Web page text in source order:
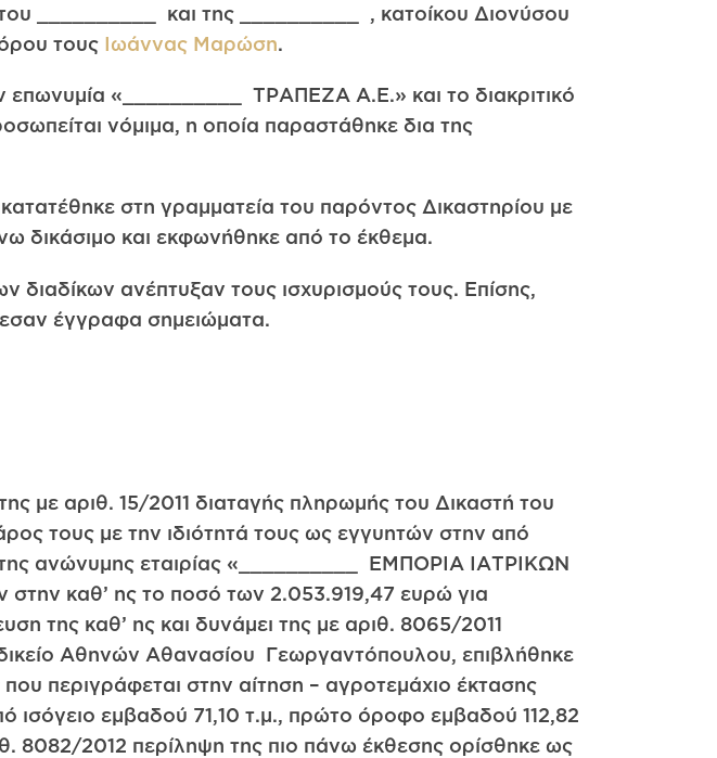
__________ και της __________ , κατοίκου Διονύσου
τους Ιωάννας Μαρώση.
«__________ ΤΡΑΠΕΖΑ Α.Ε.» και το διακριτικό
νόμιμα, η οποία παραστάθηκε δια της
στη γραμματεία του παρόντος Δικαστηρίου με
δικάσιμο και εκφωνήθηκε από το έκθεμα.
διαδίκων ανέπτυξαν τους ισχυρισμούς τους. Επίσης,
έγγραφα σημειώματα.
με αριθ. 15/2011 διαταγής πληρωμής του Δικαστή του
τους με την ιδιότητά τους ως εγγυητών στην από
ανώνυμης εταιρίας «__________ ΕΜΠΟΡΙΑ ΙΑΤΡΙΚΩΝ
καθ’ ης το ποσό των 2.053.919,47 ευρώ για
της καθ’ ης και δυνάμει της με αριθ. 8065/2011
Αθηνών Αθανασίου Γεωργαντόπουλου, επιβλήθηκε
περιγράφεται στην αίτηση – αγροτεμάχιο έκτασης
ισόγειο εμβαδού 71,10 τ.μ., πρώτο όροφο εμβαδού 112,82
8082/2012 περίληψη της πιο πάνω έκθεσης ορίσθηκε ως